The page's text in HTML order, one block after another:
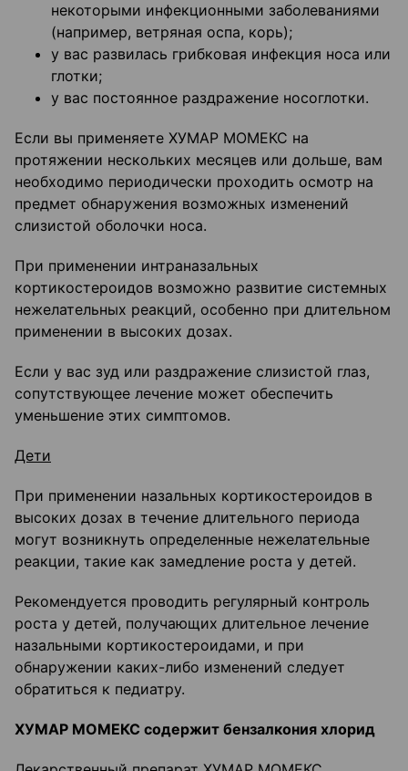
некоторыми инфекционными заболеваниями
(например, ветряная оспа, корь);
у вас развилась грибковая инфекция носа или
глотки;
у вас постоянное раздражение носоглотки.
Если вы применяете ХУМАР МОМЕКС на
протяжении нескольких месяцев или дольше, вам
необходимо периодически проходить осмотр на
предмет обнаружения возможных изменений
слизистой оболочки носа.
При применении интраназальных
кортикостероидов возможно развитие системных
нежелательных реакций, особенно при длительном
применении в высоких дозах.
Если у вас зуд или раздражение слизистой глаз,
сопутствующее лечение может обеспечить
уменьшение этих симптомов.
Дети
При применении назальных кортикостероидов в
высоких дозах в течение длительного периода
могут возникнуть определенные нежелательные
реакции, такие как замедление роста у детей.
Рекомендуется проводить регулярный контроль
роста у детей, получающих длительное лечение
назальными кортикостероидами, и при
обнаружении каких-либо изменений следует
обратиться к педиатру.
ХУМАР МОМЕКС содержит бензалкония хлорид